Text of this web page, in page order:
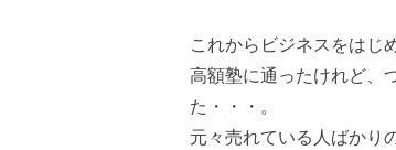
これからビジネスをはじ
高額塾に通ったけれど、
た・・・。
元々売れている人ばかり